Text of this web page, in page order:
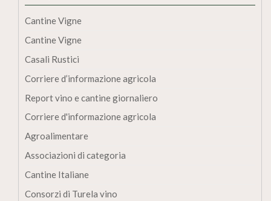
Cantine Vigne
Cantine Vigne
Casali Rustici
Corriere d’informazione agricola
Report vino e cantine giornaliero
Corriere d'informazione agricola
Agroalimentare
Associazioni di categoria
Cantine Italiane
Consorzi di Turela vino